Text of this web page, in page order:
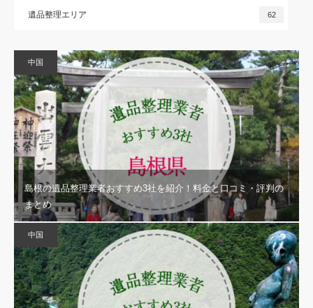
遺品整理エリア 62
中国
島根の遺品整理業者おすすめ3社を紹介！料金と口コミ・評判の
まとめ
中国